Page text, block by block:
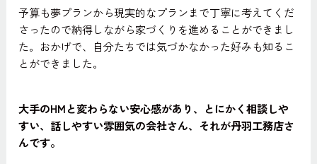
予算も夢プランから現実的なプランまで丁寧に考えてくだ
さったので納得しながら家づくりを進めることができまし
た。おかげで、自分たちでは気づかなかった好みも知るこ
とができました。
大手のHMと変わらない安心感があり、とにかく相談しや
すい、話しやすい雰囲気の会社さん、それが丹羽工務店さ
んです。